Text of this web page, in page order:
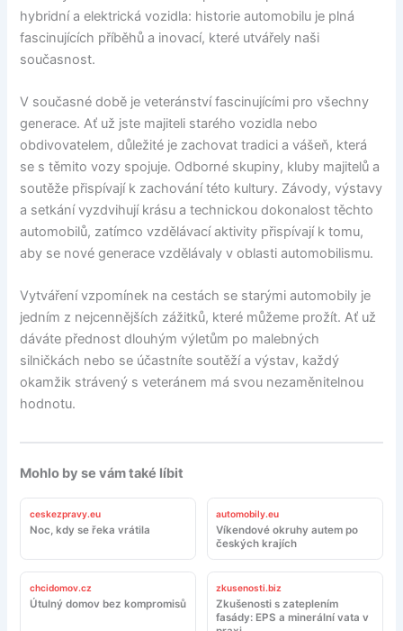
hybridní a elektrická vozidla: historie automobilu je plná
fascinujících příběhů a inovací, které utvářely naši
současnost.
V současné době je veteránství fascinujícími pro všechny
generace. Ať už jste majiteli starého vozidla nebo
obdivovatelem, důležité je zachovat tradici a vášeň, která
se s těmito vozy spojuje. Odborné skupiny, kluby majitelů a
soutěže přispívají k zachování této kultury. Závody, výstavy
a setkání vyzdvihují krásu a technickou dokonalost těchto
automobilů, zatímco vzdělávací aktivity přispívají k tomu,
aby se nové generace vzdělávaly v oblasti automobilismu.
Vytváření vzpomínek na cestách se starými automobily je
jedním z nejcennějších zážitků, které můžeme prožít. Ať už
dáváte přednost dlouhým výletům po malebných
silničkách nebo se účastníte soutěží a výstav, každý
okamžik strávený s veteránem má svou nezaměnitelnou
hodnotu.
Mohlo by se vám také líbit
ceskezpravy.eu
Noc, kdy se řeka vrátila
automobily.eu
Víkendové okruhy autem po
českých krajích
chcidomov.cz
Útulný domov bez kompromisů
zkusenosti.biz
Zkušenosti s zateplením
fasády: EPS a minerální vata v